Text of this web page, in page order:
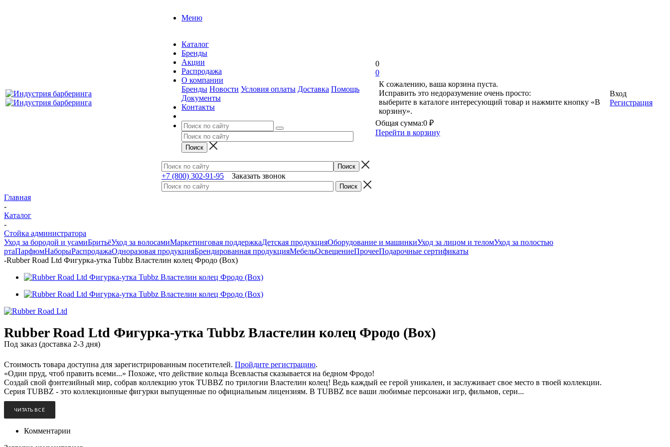
Меню
Каталог
Бренды
Акции
Распродажа
О компании
Бренды Новости Условия оплаты Доставка Помощь
Документы
Контакты
+7 (800) 302-91-95 Заказать звонок
0
0
К сожалению, ваша корзина пуста.
Исправить это недоразумение очень просто:
выберите в каталоге интересующий товар и нажмите кнопку «В
корзину».
Общая сумма:0 ₽
Перейти в корзину
Вход
Регистрация
Главная
-
Каталог
-
Стойка администратора
Уход за бородой и усамиБритьёУход за волосамиМаркетинговая поддержкаДетская продукцияОборудование и машинкиУход за лицом и теломУход за полостью
ртаПарфюмНаборыРаспродажаОдноразовая продукцияБрендированная продукцияМебельОсвещениеПрочееПодарочные сертификаты
-Rubber Road Ltd Фигурка-утка Tubbz Властелин колец Фродо (Box)
Rubber Road Ltd Фигурка-утка Tubbz Властелин колец Фродо (Box)
Под заказ (доставка 2-3 дня)
Стоимость товара доступна для зарегистрированным посетителей. Пройдите регистрацию.
«Один пруд, чтоб править всеми...» Похоже, что действие кольца Всевластья сказывается на бедном Фродо!
Создай свой фэнтезийный мир, собрав коллекцию уток TUBBZ по трилогии Властелин колец! Ведь каждый ее герой уникален, и заслуживает свое место в твоей коллекции.
Серия TUBBZ - это коллекционные фигурки выпущенные по официальным лицензиям. В TUBBZ все ваши любимые персонажи игр, фильмов, сери...
ЧИТАТЬ ВСЁ
Комментарии